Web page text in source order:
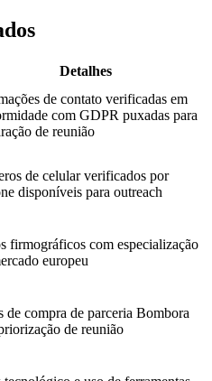
Detalhes
de contato verificadas em
com GDPR puxadas para
de reunião
de celular verificados por
disponíveis para outreach
firmográficos com especialização
europeu
de compra de parceria Bombora
de reunião